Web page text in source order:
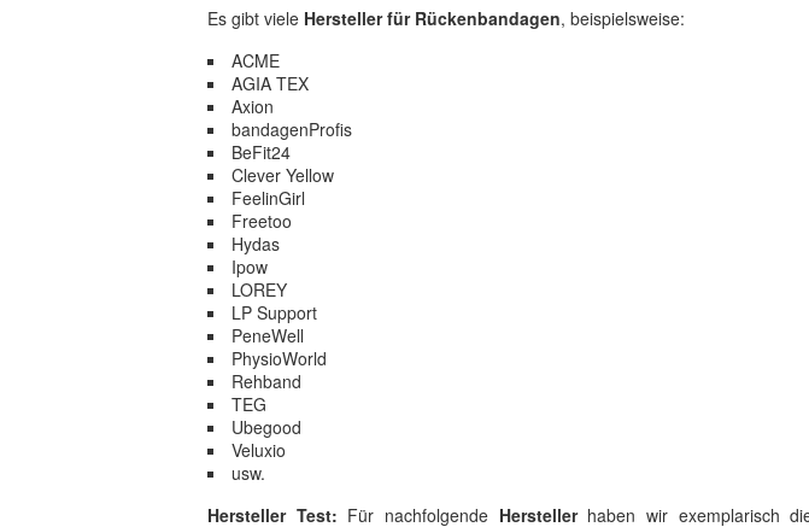
Es gibt viele Hersteller für Rückenbandagen, beispielsweise:
ACME
AGIA TEX
Axion
bandagenProfis
BeFit24
Clever Yellow
FeelinGirl
Freetoo
Hydas
Ipow
LOREY
LP Support
PeneWell
PhysioWorld
Rehband
TEG
Ubegood
Veluxio
usw.
Hersteller Test: Für nachfolgende Hersteller haben wir exemplarisch